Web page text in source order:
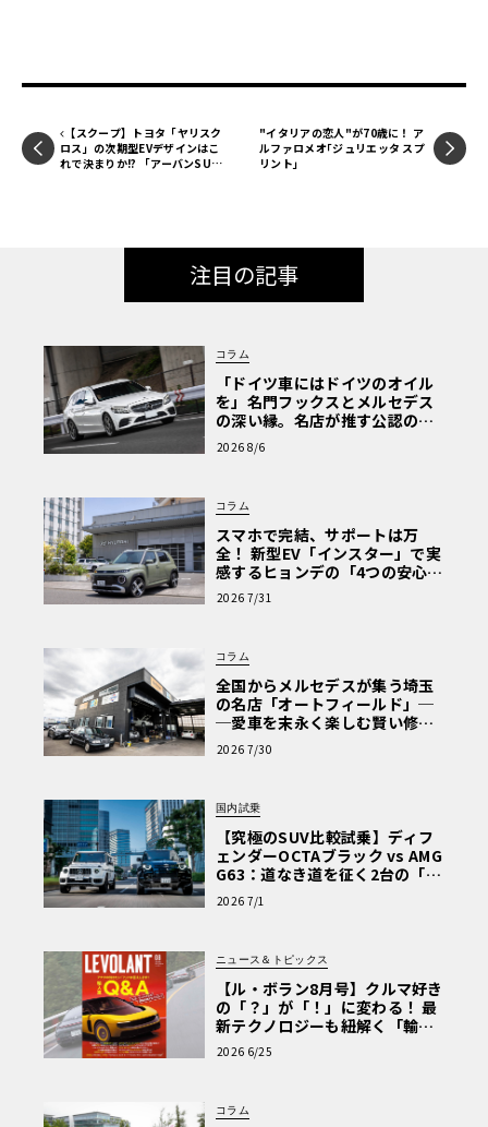
【スクープ】トヨタ「ヤリスク
ロス」の次期型EVデザインはこ
れで決まりか!? 「アーバンSUV
"イタリアの恋人"が70歳に！ ア
ルファロメオ｢ジュリエッタ スプ
リント｣
注目の記事
コラム
「ドイツ車にはドイツのオイル
を」名門フックスとメルセデス
の深い縁。名店が推す公認の安
心と、Cクラスで味わうシルキー
な走り〈PR〉
2026 8/6
コラム
スマホで完結、サポートは万
全！ 新型EV「インスター」で実
感するヒョンデの「4つの安心」
【第1回・ヒョンデ6つの疑問：
Why? Hyundai?】〈PR〉
2026 7/31
コラム
全国からメルセデスが集う埼玉
の名店「オートフィールド」─
─愛車を末永く楽しむ賢い修理
術と、プロがフックス製オイル
を選ぶ理由〈PR〉
2026 7/30
国内試乗
【究極のSUV比較試乗】ディフ
ェンダーOCTAブラック vs AMG
G63：道なき道を征く2台の「対
極的アプローチ」
2026 7/1
ニュース＆トピックス
【ル・ボラン8月号】クルマ好き
の「？」が「！」に変わる！ 最
新テクノロジーも紐解く「輸入
車Q&A」
2026 6/25
コラム